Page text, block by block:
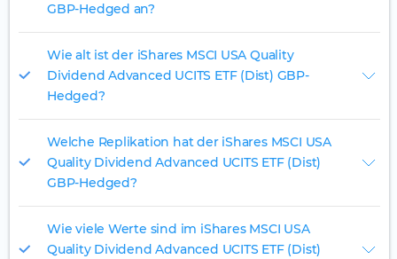
GBP-Hedged an?
Wie alt ist der iShares MSCI USA Quality
Dividend Advanced UCITS ETF (Dist) GBP-
Hedged?
Welche Replikation hat der iShares MSCI USA
Quality Dividend Advanced UCITS ETF (Dist)
GBP-Hedged?
Wie viele Werte sind im iShares MSCI USA
Quality Dividend Advanced UCITS ETF (Dist)